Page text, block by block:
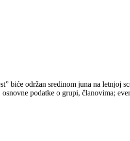
biće održan sredinom juna na letnjoj
podatke o grupi, članovima;